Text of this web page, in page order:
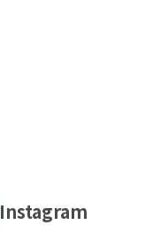
Instagram